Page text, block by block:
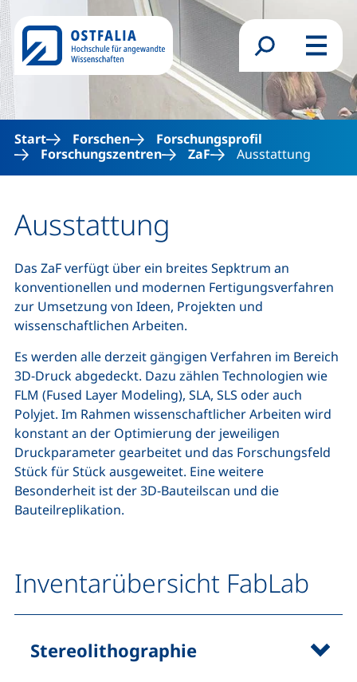
Direkt zum Inhalt
Suchformular
Menü
Start Forschen
Forschungsprofil
Forschungszentren
ZaF Ausstattung
Ausstattung
Das ZaF verfügt über ein breites Sepktrum an
konventionellen und modernen Fertigungsverfahren
zur Umsetzung von Ideen, Projekten und
wissenschaftlichen Arbeiten.
Es werden alle derzeit gängigen Verfahren im Bereich
3D-Druck abgedeckt. Dazu zählen Technologien wie
FLM (Fused Layer Modeling), SLA, SLS oder auch
Polyjet. Im Rahmen wissenschaftlicher Arbeiten wird
konstant an der Optimierung der jeweiligen
Druckparameter gearbeitet und das Forschungsfeld
Stück für Stück ausgeweitet. Eine weitere
Besonderheit ist der 3D-Bauteilscan und die
Bauteilreplikation.
Inventarübersicht FabLab
Stereolithographie